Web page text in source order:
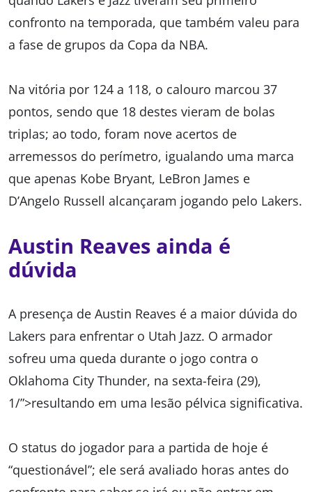
confronto na temporada, que também valeu para
a fase de grupos da Copa da NBA.
Na vitória por 124 a 118, o calouro marcou 37
pontos, sendo que 18 destes vieram de bolas
triplas; ao todo, foram nove acertos de
arremessos do perímetro, igualando uma marca
que apenas Kobe Bryant, LeBron James e
D’Angelo Russell alcançaram jogando pelo Lakers.
Austin Reaves ainda é
dúvida
A presença de Austin Reaves é a maior dúvida do
Lakers para enfrentar o Utah Jazz. O armador
sofreu uma queda durante o jogo contra o
Oklahoma City Thunder, na sexta-feira (29),
1/”>resultando em uma lesão pélvica significativa.
O status do jogador para a partida de hoje é
“questionável”; ele será avaliado horas antes do